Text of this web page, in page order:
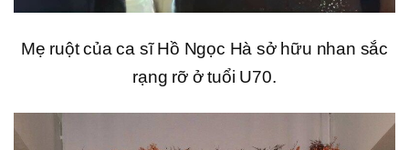
Mẹ ruột của ca sĩ Hồ Ngọc Hà sở hữu nhan sắc
rạng rỡ ở tuổi U70.